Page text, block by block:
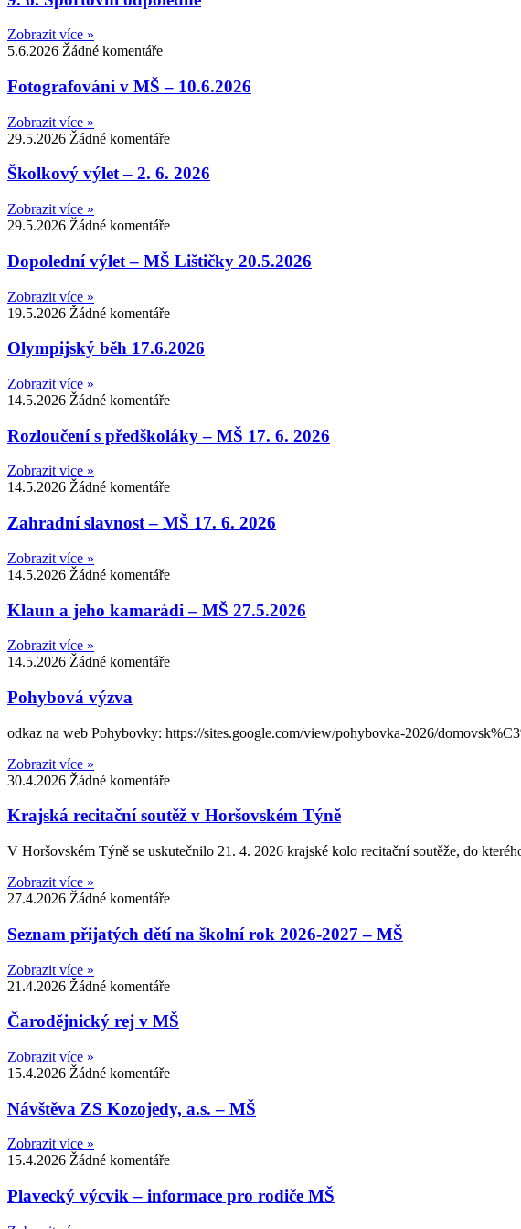
Zobrazit více »
5.6.2026 Žádné komentáře
Fotografování v MŠ – 10.6.2026
Zobrazit více »
29.5.2026 Žádné komentáře
Školkový výlet – 2. 6. 2026
Zobrazit více »
29.5.2026 Žádné komentáře
Dopolední výlet – MŠ Lištičky 20.5.2026
Zobrazit více »
19.5.2026 Žádné komentáře
Olympijský běh 17.6.2026
Zobrazit více »
14.5.2026 Žádné komentáře
Rozloučení s předškoláky – MŠ 17. 6. 2026
Zobrazit více »
14.5.2026 Žádné komentáře
Zahradní slavnost – MŠ 17. 6. 2026
Zobrazit více »
14.5.2026 Žádné komentáře
Klaun a jeho kamarádi – MŠ 27.5.2026
Zobrazit více »
14.5.2026 Žádné komentáře
Pohybová výzva
odkaz na web Pohybovky: https://sites.google.com/view/pohybovka-2026/
Zobrazit více »
30.4.2026 Žádné komentáře
Krajská recitační soutěž v Horšovském Týně
V Horšovském Týně se uskutečnilo 21. 4. 2026 krajské kolo recitační soutěže, do
Zobrazit více »
27.4.2026 Žádné komentáře
Seznam přijatých dětí na školní rok 2026-2027 – MŠ
Zobrazit více »
21.4.2026 Žádné komentáře
Čarodějnický rej v MŠ
Zobrazit více »
15.4.2026 Žádné komentáře
Návštěva ZS Kozojedy, a.s. – MŠ
Zobrazit více »
15.4.2026 Žádné komentáře
Plavecký výcvik – informace pro rodiče MŠ